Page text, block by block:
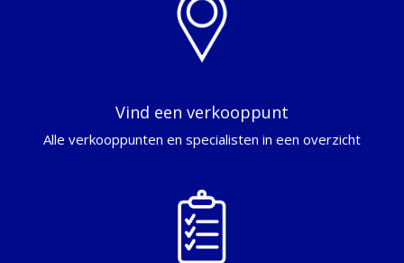
Vind een verkooppunt
Alle verkooppunten en specialisten in een overzicht